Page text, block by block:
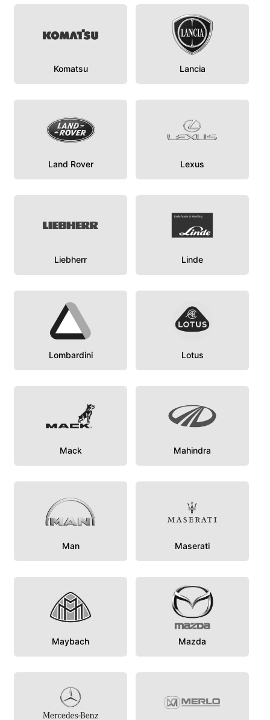
Komatsu Lancia
Land Rover Lexus
Liebherr Linde
Lombardini Lotus
Mack Mahindra
Man Maserati
Maybach Mazda